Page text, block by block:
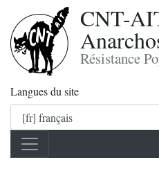
CNT-
Résistance
Langues du site